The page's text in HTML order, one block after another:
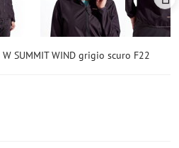
SUMMIT WIND grigio scuro F22